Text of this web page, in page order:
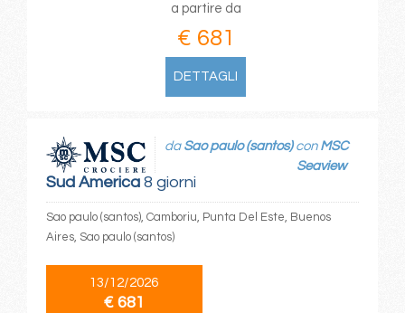
a partire da
€ 681
DETTAGLI
Sud America8 giorni
da Sao paulo (santos)con MSC
Seaview
Sao paulo (santos), Camboriu, Punta Del Este, Buenos
Aires, Sao paulo (santos)
13/12/2026
€ 681